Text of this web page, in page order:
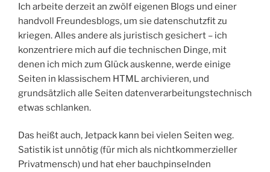
Ich arbeite derzeit an zwölf eigenen Blogs und einer
handvoll Freundesblogs, um sie datenschutzfit zu
kriegen. Alles andere als juristisch gesichert – ich
konzentriere mich auf die technischen Dinge, mit
denen ich mich zum Glück auskenne, werde einige
Seiten in klassischem HTML archivieren, und
grundsätzlich alle Seiten datenverarbeitungstechnisch
etwas schlanken.
Das heißt auch, Jetpack kann bei vielen Seiten weg.
Satistik ist unnötig (für mich als nichtkommerzieller
Privatmensch) und hat eher bauchpinselnden